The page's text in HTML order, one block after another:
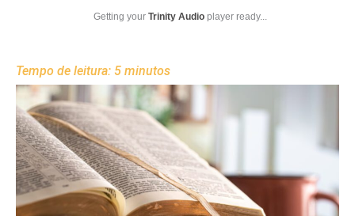
Getting your Trinity Audio player ready...
Tempo de leitura: 5 minutos